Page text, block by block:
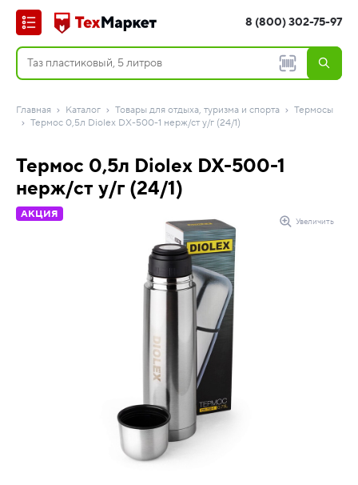
8 (800) 302-75-97
Главная Каталог Товары для отдыха, туризма и спорта
Термосы
Термос 0,5л Diolex DX-500-1 нерж/ст у/г (24/1)
Термос 0,5л Diolex DX-500-1
нерж/ст у/г (24/1)
АКЦИЯ
Увеличить